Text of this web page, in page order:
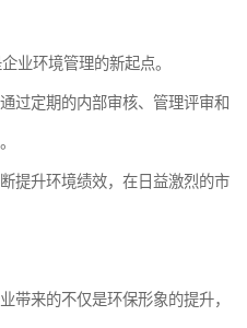
业环境管理的新起点。
过定期的内部审核、管理评审和
提升环境绩效，在日益激烈的市
带来的不仅是环保形象的提升，